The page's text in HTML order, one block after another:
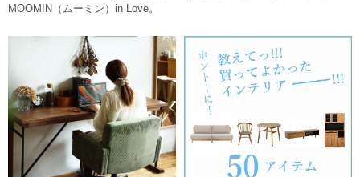
MOOMIN（ムーミン）in Love。